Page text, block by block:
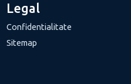
Legal
Confidentialitate
Sitemap